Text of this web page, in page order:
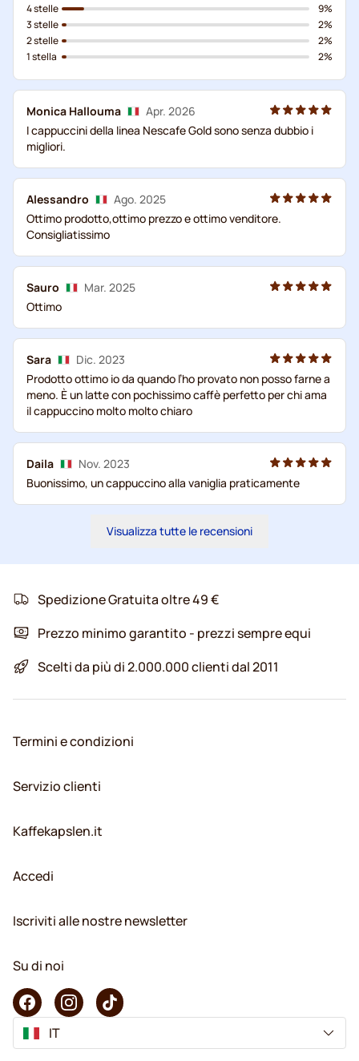
4 stelle
3 stelle
2 stelle
1 stella
9%
2%
2%
2%
Monica Hallouma
Apr. 2026
I cappuccini della linea Nescafe Gold sono senza dubbio i
migliori.
Alessandro
Ago. 2025
Ottimo prodotto,ottimo prezzo e ottimo venditore.
Consigliatissimo
Sauro
Mar. 2025
Ottimo
Sara
Dic. 2023
Prodotto ottimo io da quando l’ho provato non posso farne a
meno. È un latte con pochissimo caffè perfetto per chi ama
il cappuccino molto molto chiaro
Daila
Nov. 2023
Buonissimo, un cappuccino alla vaniglia praticamente
Visualizza tutte le recensioni
Spedizione Gratuita oltre 49 €
Prezzo minimo garantito - prezzi sempre equi
Scelti da più di 2.000.000 clienti dal 2011
Termini e condizioni
Servizio clienti
Kaffekapslen.it
Accedi
Iscriviti alle nostre newsletter
Su di noi
IT